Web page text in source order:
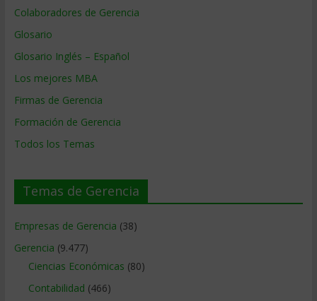
Colaboradores de Gerencia
Glosario
Glosario Inglés – Español
Los mejores MBA
Firmas de Gerencia
Formación de Gerencia
Todos los Temas
Temas de Gerencia
Empresas de Gerencia (38)
Gerencia (9.477)
Ciencias Económicas (80)
Contabilidad (466)